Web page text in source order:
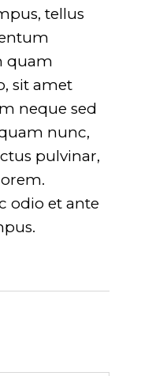
tellus
quam
sit amet
neque sed
nunc,
pulvinar,
odio et ante